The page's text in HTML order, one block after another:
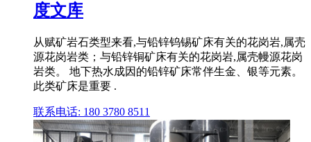
度文库
从赋矿岩石类型来看,与铅锌钨锡矿床有关的花岗岩,属壳
源花岗岩类；与铅锌铜矿床有关的花岗岩,属壳幔源花岗
岩类。 地下热水成因的铅锌矿床常伴生金、银等元素。
此类矿床是重要 .
联系电话: 180 3780 8511